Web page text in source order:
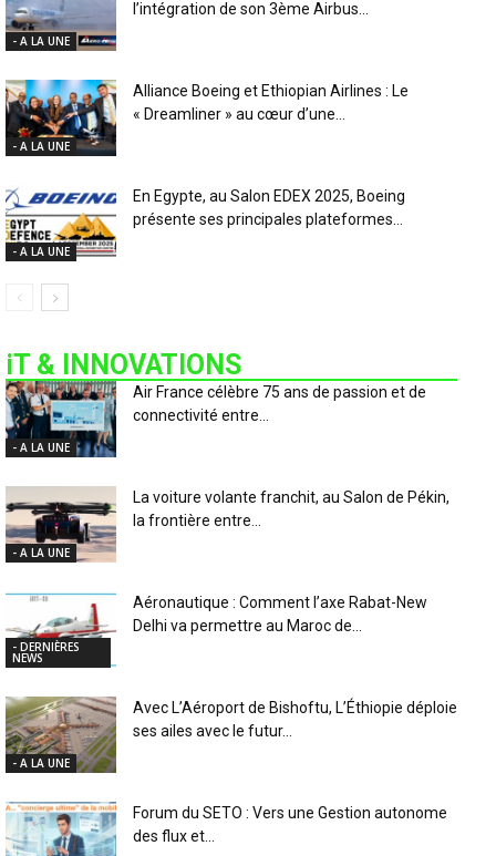
- A LA UNE
l’intégration de son 3ème Airbus...
- A LA UNE
Alliance Boeing et Ethiopian Airlines : Le
« Dreamliner » au cœur d’une...
- A LA UNE
En Egypte, au Salon EDEX 2025, Boeing
présente ses principales plateformes...
iT & INNOVATIONS
- A LA UNE
Air France célèbre 75 ans de passion et de
connectivité entre...
- A LA UNE
La voiture volante franchit, au Salon de Pékin,
la frontière entre...
- DERNIÈRES
NEWS
Aéronautique : Comment l’axe Rabat-New
Delhi va permettre au Maroc de...
- A LA UNE
Avec L’Aéroport de Bishoftu, L’Éthiopie déploie
ses ailes avec le futur...
Forum du SETO : Vers une Gestion autonome
des flux et...